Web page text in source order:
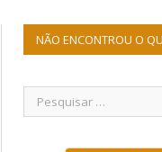
NÃO ENCONTROU O